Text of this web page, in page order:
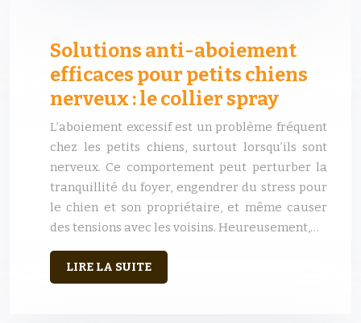
Solutions anti-aboiement
efficaces pour petits chiens
nerveux : le collier spray
L’aboiement excessif est un problème fréquent
chez les petits chiens, surtout lorsqu’ils sont
nerveux. Ce comportement peut perturber la
tranquillité du foyer, engendrer du stress pour
le chien et son propriétaire, et même causer
des tensions avec les voisins. Heureusement,…
LIRE LA SUITE